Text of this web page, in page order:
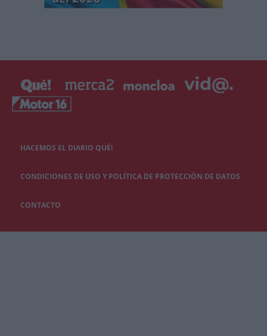
HACEMOS EL DIARIO QUÉ!
CONDICIONES DE USO Y POLÍTICA DE PROTECCIÓN DE DATOS
CONTACTO